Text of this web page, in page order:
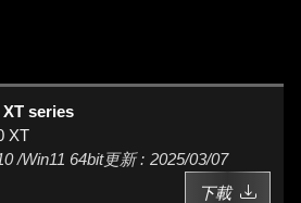
series
XT
/Win11 64bit
2025/03/07
下載